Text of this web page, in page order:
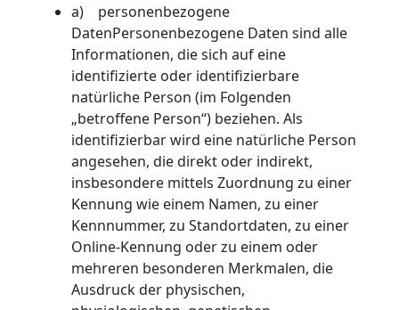
a) personenbezogene
DatenPersonenbezogene Daten sind alle
Informationen, die sich auf eine
identifizierte oder identifizierbare
natürliche Person (im Folgenden
„betroffene Person“) beziehen. Als
identifizierbar wird eine natürliche Person
angesehen, die direkt oder indirekt,
insbesondere mittels Zuordnung zu einer
Kennung wie einem Namen, zu einer
Kennnummer, zu Standortdaten, zu einer
Online-Kennung oder zu einem oder
mehreren besonderen Merkmalen, die
Ausdruck der physischen,